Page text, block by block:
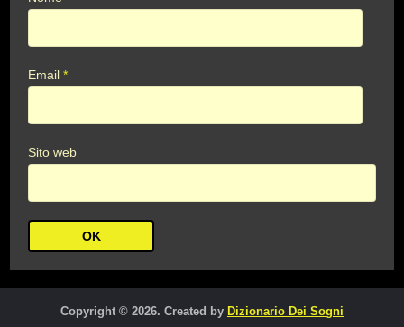
Email*
Sito web
Copyright © 2026. Created by Dizionario Dei Sogni